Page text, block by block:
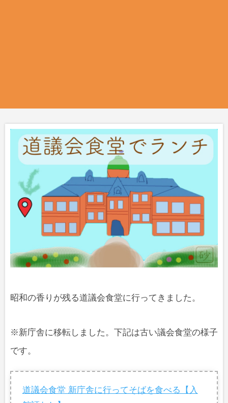
昭和の香りが残る道議会食堂に行ってきました。
※新庁舎に移転しました。下記は古い議会食堂の様子
です。
道議会食堂 新庁舎に行ってそばを食べる【入